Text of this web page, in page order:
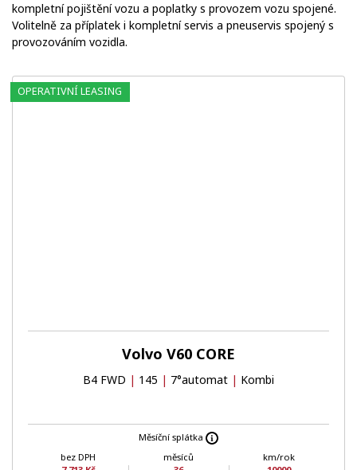
kompletní pojištění vozu a poplatky s provozem vozu spojené.
Volitelně za příplatek i kompletní servis a pneuservis spojený s
provozováním vozidla.
Volvo V60 CORE
B4 FWD | 145 | 7°automat | Kombi
Měsíční splátka
bez DPH
měsíců
km/rok
OPERATIVNÍ LEASING